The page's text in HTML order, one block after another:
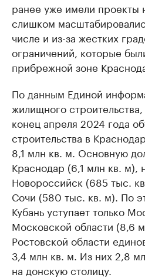
ранее уже имели проекты
слишком
числе и из-за жестких
ограничений, которые
прибрежной зоне
По данным Единой
жилищного
конец апреля 2024 года
строительства в
8,1 млн кв. м. Основную
Краснодар (6,1 млн кв. м),
Новороссийск (685 тыс.
Сочи (580 тыс. кв. м). По
Кубань уступает только
Московской области (8,6
Ростовской области
3,4 млн кв. м. Из них 2,8
на донскую столицу.